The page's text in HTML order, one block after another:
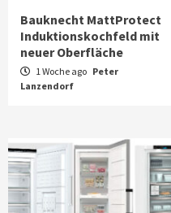
Bauknecht MattProtect
Induktionskochfeld mit
neuer Oberfläche
1 Woche ago Peter
Lanzendorf